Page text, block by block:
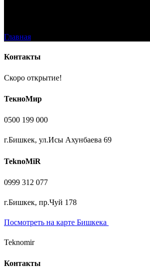
Главная
Контакты
Скоро открытие!
ТекноМир
0500 199 000
г.Бишкек, ул.Исы Ахунбаева 69
TeknoMiR
0999 312 077
г.Бишкек, пр.Чуй 178
Посмотреть на карте Бишкека
Teknomir
Контакты